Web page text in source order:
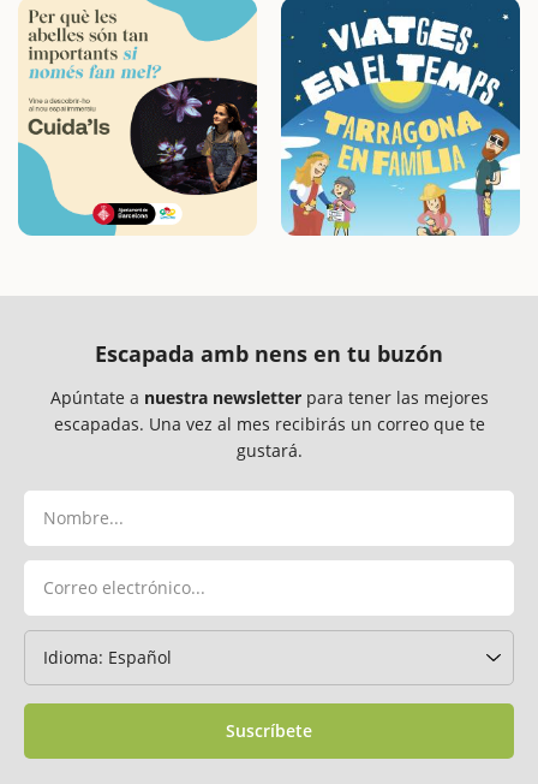
Escapada amb nens en tu buzón
Apúntate a nuestra newsletterpara tener las mejores
escapadas. Una vez al mes recibirás un correo que te
gustará.
Suscríbete